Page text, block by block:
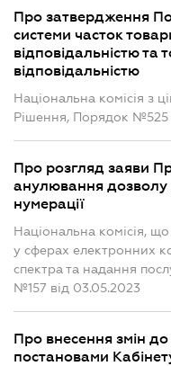
Про затвердження
системи часток
відповідальністю та
відповідальністю
Національна комісія з
Рішення, Порядок №525
Про розгляд заяви
анулювання дозволу
нумерації
Національна комісія,
у сферах електронних
спектра та надання
№157 від 03.05.2023
Про внесення змін
постановами